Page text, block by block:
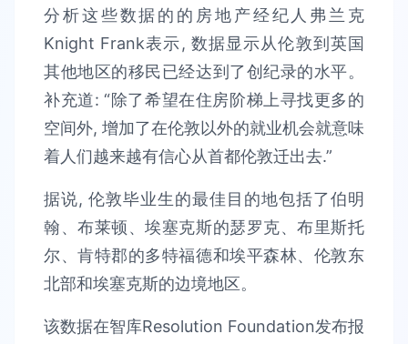
分析这些数据的的房地产经纪人弗兰克
Knight Frank表示, 数据显示从伦敦到英国
其他地区的移民已经达到了创纪录的水平。
补充道: “除了希望在住房阶梯上寻找更多的
空间外, 增加了在伦敦以外的就业机会就意味
着人们越来越有信心从首都伦敦迁出去.”
据说, 伦敦毕业生的最佳目的地包括了伯明
翰、布莱顿、埃塞克斯的瑟罗克、布里斯托
尔、肯特郡的多特福德和埃平森林、伦敦东
北部和埃塞克斯的边境地区。
该数据在智库Resolution Foundation发布报